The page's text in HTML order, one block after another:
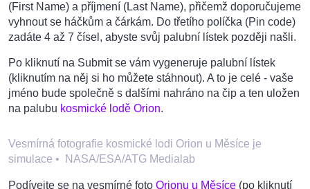
(First Name) a příjmení (Last Name), přičemž doporučujeme
vyhnout se háčkům a čárkám. Do třetího políčka (Pin code)
zadáte 4 až 7 čísel, abyste svůj palubní lístek později našli.
Po kliknutí na Submit se vám vygeneruje palubní lístek
(kliknutím na něj si ho můžete stáhnout). A to je celé - vaše
jméno bude společně s dalšími nahráno na čip a ten uložen
na palubu kosmické lodě Orion.
Vesmírná fotografie kosmické lodi Orion u Měsíce je
simulace • NASA/ESA/ATG Medialab
Podívejte se na vesmírné foto Orionu u Měsíce (po kliknutí